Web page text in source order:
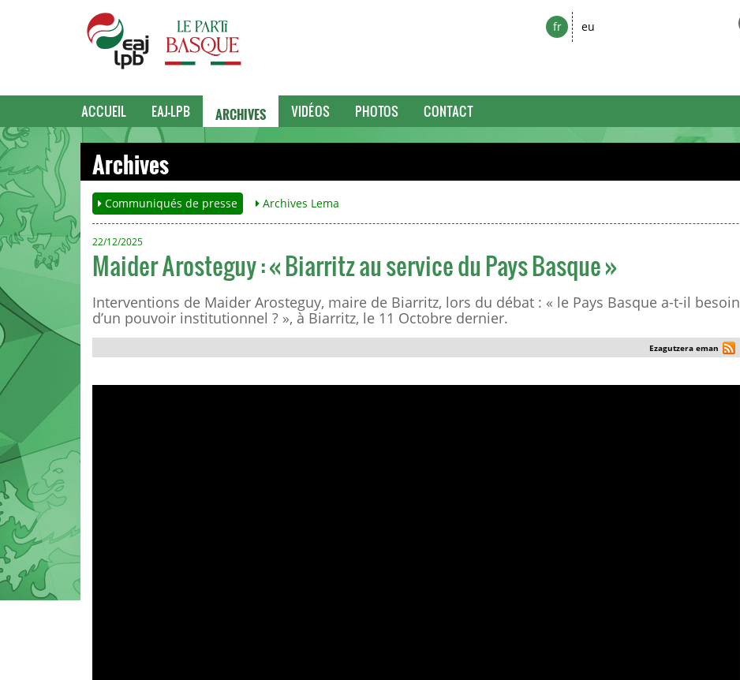
fr eu
ACCUEIL EAJ-LPB ARCHIVES VIDÉOS PHOTOS CONTACT
Archives
Communiqués de presse Archives Lema
22/12/2025
Maider Arosteguy : « Biarritz au service du Pays Basque »
Interventions de Maider Arosteguy, maire de Biarritz, lors du débat : « le Pays Basque a-t-il besoin
d’un pouvoir institutionnel ? », à Biarritz, le 11 Octobre dernier.
Ezagutzera eman